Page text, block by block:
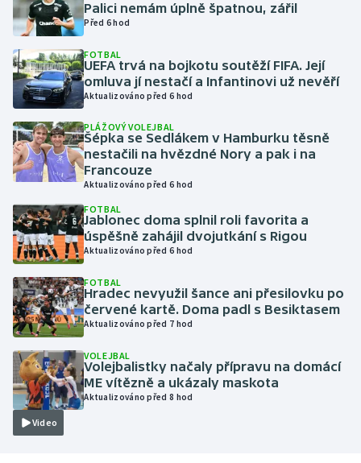
Futsal
Golf
Gymnastika
Házená
Jezdectví
Judo
Krasobruslení
Lezení
Lyže a snowboard
Moderní pětiboj
Motorsport
Olympijské hry
Palici nemám úplně špatnou, zářil
Před 6 hod
FOTBAL
UEFA trvá na bojkotu soutěží FIFA. Její
omluva jí nestačí a Infantinovi už nevěří
Aktualizováno před 6 hod
PLÁŽOVÝ VOLEJBAL
Šépka se Sedlákem v Hamburku těsně
nestačili na hvězdné Nory a pak i na
Francouze
Aktualizováno před 6 hod
FOTBAL
Jablonec doma splnil roli favorita a
úspěšně zahájil dvojutkání s Rigou
Aktualizováno před 6 hod
FOTBAL
Hradec nevyužil šance ani přesilovku po
červené kartě. Doma padl s Besiktasem
Aktualizováno před 7 hod
Video
VOLEJBAL
Volejbalistky načaly přípravu na domácí
ME vítězně a ukázaly maskota
Aktualizováno před 8 hod